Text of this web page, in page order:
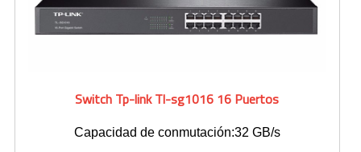
Switch Tp-link Tl-sg1016 16 Puertos
Capacidad de conmutación:32 GB/s